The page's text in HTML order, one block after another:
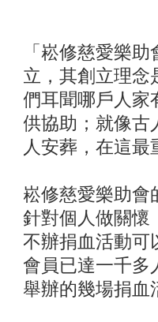
「崧修慈愛樂
立，其創立理念
們耳聞哪戶人家
供協助；就像古
人安葬，在這
崧修慈愛樂助會
針對個人做關懷
不辦捐血活動可
會員已達一千多
舉辦的幾場捐血